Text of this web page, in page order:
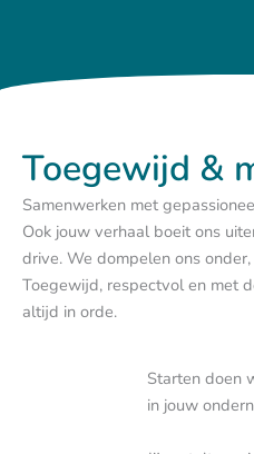
Toegewijd &
Samenwerken met
Ook jouw verhaal boeit ons
drive. We dompelen ons
Toegewijd, respectvol en met
altijd in orde.
Starten doen
in jouw